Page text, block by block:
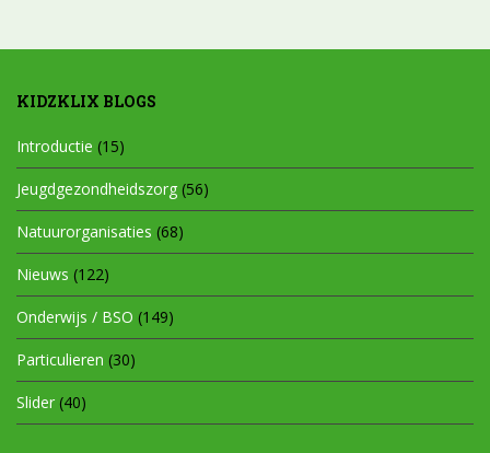
KIDZKLIX BLOGS
Introductie (15)
Jeugdgezondheidszorg (56)
Natuurorganisaties (68)
Nieuws (122)
Onderwijs / BSO (149)
Particulieren (30)
Slider (40)